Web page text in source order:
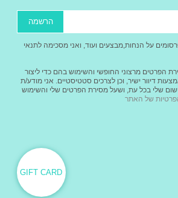
הרשמה
על הנחות,מבצעים ועוד, ואני מסכימה לתנאי
הפרטים מרצוני החופשי והשימוש בהם כדי ליצור
דיוור ישיר, וכן לצרכים סטטיסטיים. אני מודע/ת
שלי בכל עת, ושעל מסירת הפרטים שלי והשימוש
של האתר
GIFT CARD